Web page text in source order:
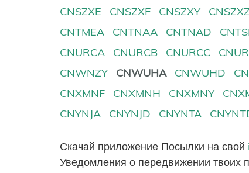
CNSZXE
CNSZXF CNSZXY
CNTMEA
CNTNAA CNTNAD
CNURCA
CNURCB CNURCC
CNWNZY
CNWUHA CNWUHD
CNXMNF
CNXMNH CNXMNY
CNYNJA
CNYNJD CNYNTA
Скачай приложение Посылки на свой
Уведомления о передвижении твоих